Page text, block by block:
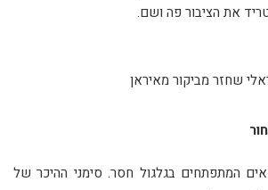
את הציבור פה ושם.
שחזר מביקור מאיראן
המתפתחים בגלגול חסר. סימני ההיכר של